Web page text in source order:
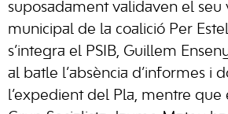
suposadament validaven el seu
municipal de la coalició Per
s’integra el PSIB, Guillem
al batle l’absència d’informes i
l’expedient del Pla, mentre